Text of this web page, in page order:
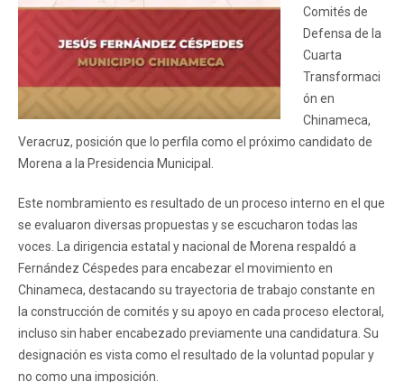
Comités de
Defensa de la
Cuarta
Transformaci
ón en
Chinameca,
Veracruz, posición que lo perfila como el próximo candidato de
Morena a la Presidencia Municipal.
Este nombramiento es resultado de un proceso interno en el que
se evaluaron diversas propuestas y se escucharon todas las
voces. La dirigencia estatal y nacional de Morena respaldó a
Fernández Céspedes para encabezar el movimiento en
Chinameca, destacando su trayectoria de trabajo constante en
la construcción de comités y su apoyo en cada proceso electoral,
incluso sin haber encabezado previamente una candidatura. Su
designación es vista como el resultado de la voluntad popular y
no como una imposición.